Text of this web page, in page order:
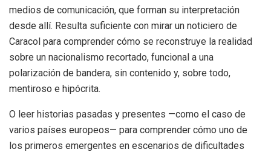
medios de comunicación, que forman su interpretación
desde allí. Resulta suficiente con mirar un noticiero de
Caracol para comprender cómo se reconstruye la realidad
sobre un nacionalismo recortado, funcional a una
polarización de bandera, sin contenido y, sobre todo,
mentiroso e hipócrita.
O leer historias pasadas y presentes —como el caso de
varios países europeos— para comprender cómo uno de
los primeros emergentes en escenarios de dificultades